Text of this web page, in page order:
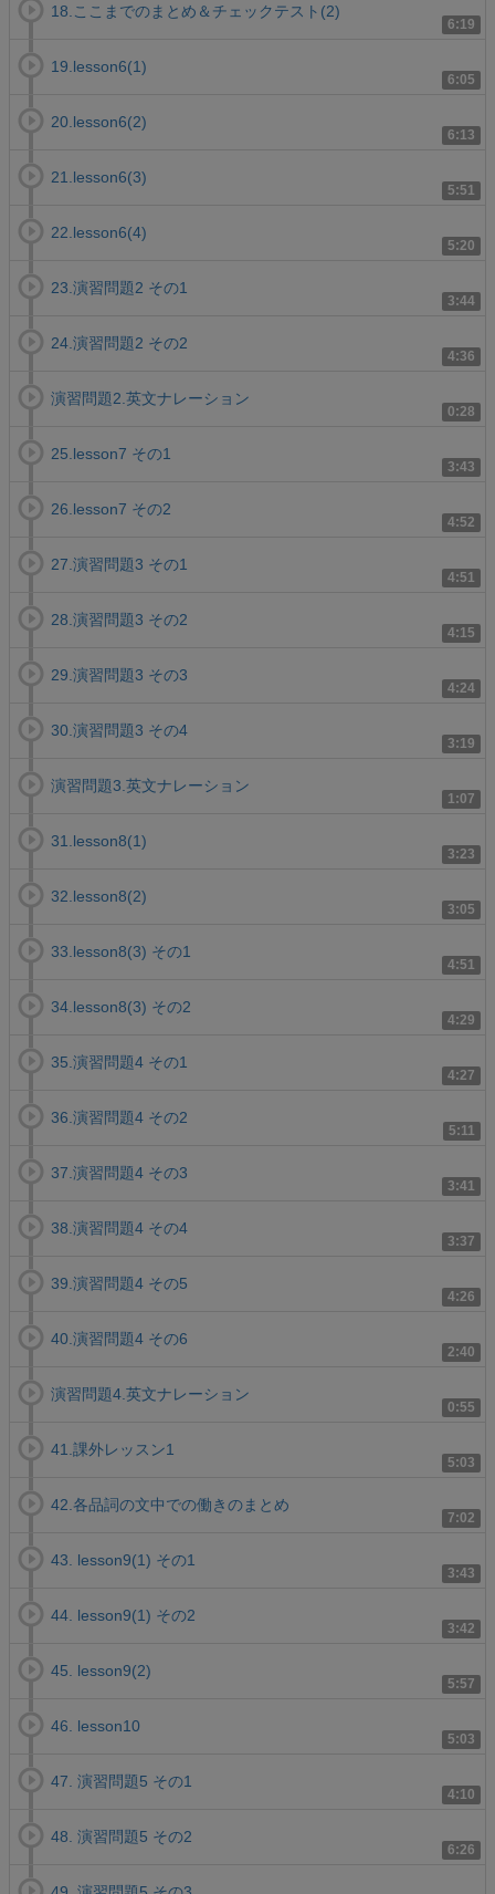
6:19
18.ここまでのまとめ＆チェックテスト(2)
6:05
19.lesson6(1)
6:13
20.lesson6(2)
5:51
21.lesson6(3)
5:20
22.lesson6(4)
3:44
23.演習問題2 その1
4:36
24.演習問題2 その2
0:28
演習問題2.英文ナレーション
3:43
25.lesson7 その1
4:52
26.lesson7 その2
4:51
27.演習問題3 その1
4:15
28.演習問題3 その2
4:24
29.演習問題3 その3
3:19
30.演習問題3 その4
1:07
演習問題3.英文ナレーション
3:23
31.lesson8(1)
3:05
32.lesson8(2)
4:51
33.lesson8(3) その1
4:29
34.lesson8(3) その2
4:27
35.演習問題4 その1
5:11
36.演習問題4 その2
3:41
37.演習問題4 その3
3:37
38.演習問題4 その4
4:26
39.演習問題4 その5
2:40
40.演習問題4 その6
0:55
演習問題4.英文ナレーション
5:03
41.課外レッスン1
7:02
42.各品詞の文中での働きのまとめ
3:43
43. lesson9(1) その1
3:42
44. lesson9(1) その2
5:57
45. lesson9(2)
5:03
46. lesson10
4:10
47. 演習問題5 その1
6:26
48. 演習問題5 その2